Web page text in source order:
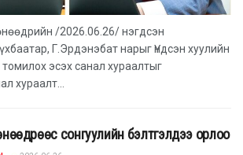
/2026.06.26/ нэгдсэн
Г.Эрдэнэбат нарыг Үндсэн хуулийн
эсэх санал хураалтыг
хураалт...
сонгуулийн бэлтгэлдээ орлоо